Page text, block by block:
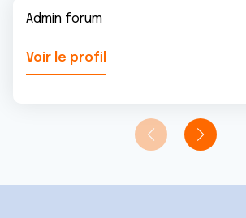
Admin forum
Voir le profil